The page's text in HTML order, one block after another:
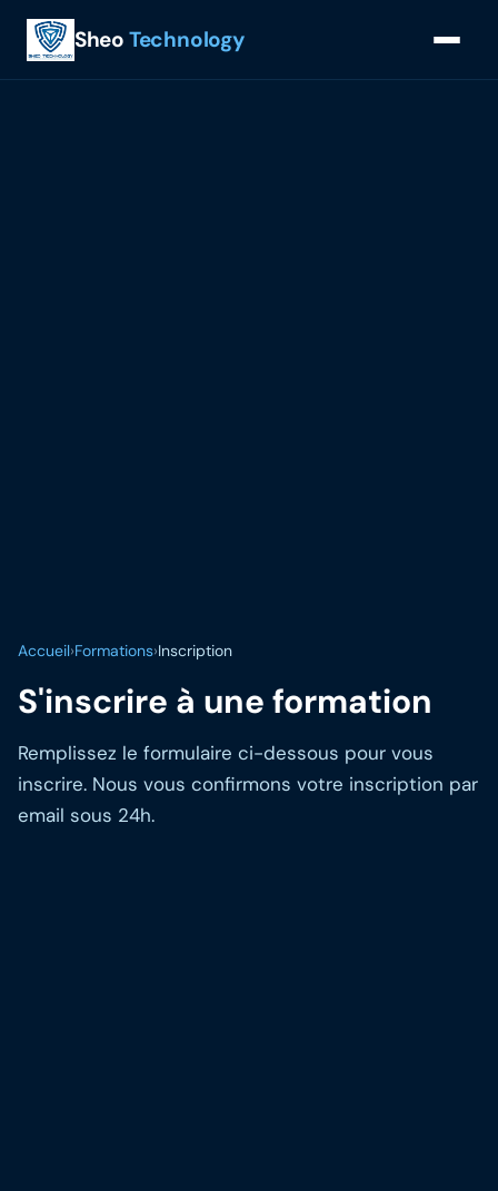
Sheo Technology
Accueil›Formations›Inscription
S'inscrire à une formation
Remplissez le formulaire ci-dessous pour vous
inscrire. Nous vous confirmons votre inscription par
email sous 24h.